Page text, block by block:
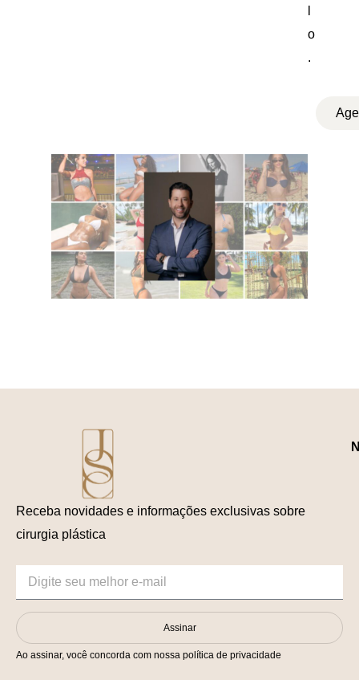
o
.
Receba novidades e informações exclusivas sobre
cirurgia plástica
Assinar
Ao assinar, você concorda com nossa política de privacidade